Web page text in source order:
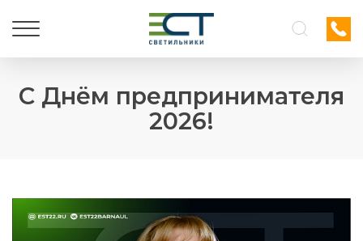
С Днём предпринимателя
2026!